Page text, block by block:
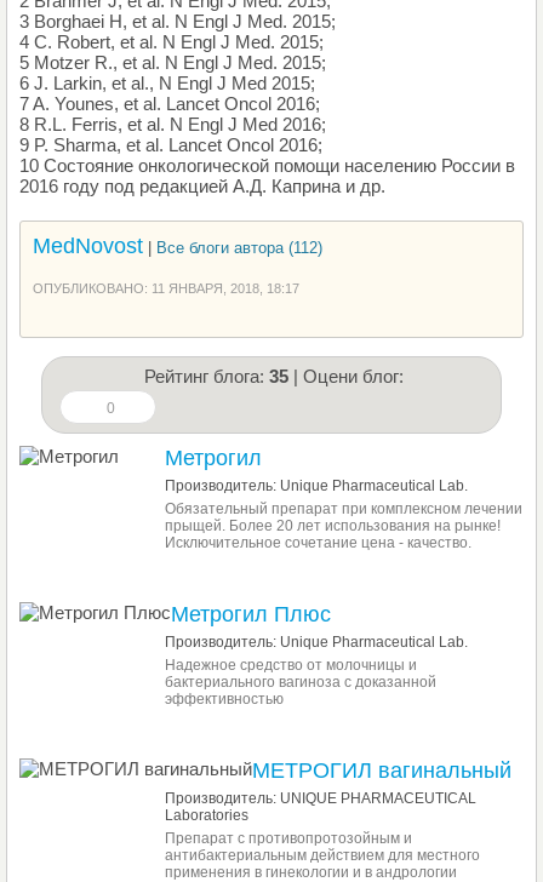
3 Borghaei H, et al. N Engl J Med. 2015;
4 C. Robert, et al. N Engl J Med. 2015;
5 Motzer R., et al. N Engl J Med. 2015;
6 J. Larkin, et al., N Engl J Med 2015;
7 A. Younes, et al. Lancet Oncol 2016;
8 R.L. Ferris, et al. N Engl J Med 2016;
9 P. Sharma, et al. Lancet Oncol 2016;
10 Состояние онкологической помощи населению России в
2016 году под редакцией А.Д. Каприна и др.
MedNovost Все блоги автора (112)
ОПУБЛИКОВАНО: 11 ЯНВАРЯ, 2018, 18:17
Рейтинг блога: 35 | Оцени блог:
0
Метрогил
Производитель: Unique Pharmaceutical Lab.
Обязательный препарат при комплексном лечении
прыщей. Более 20 лет использования на рынке!
Исключительное сочетание цена - качество.
Метрогил Плюс
Производитель: Unique Pharmaceutical Lab.
Надежное средство от молочницы и
бактериального вагиноза с доказанной
эффективностью
МЕТРОГИЛ вагинальный
Производитель: UNIQUE PHARMACEUTICAL
Laboratories
Препарат с противопротозойным и
антибактериальным действием для местного
применения в гинекологии и в андрологии